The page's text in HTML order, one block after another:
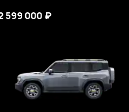
599 000 ₽